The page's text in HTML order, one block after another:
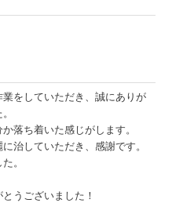
をしていただき、誠にありが
落ち着いた感じがします。
治していただき、感謝です。
。
うございました！